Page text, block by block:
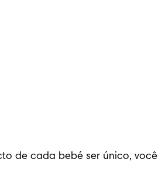
de cada bebé ser único, você